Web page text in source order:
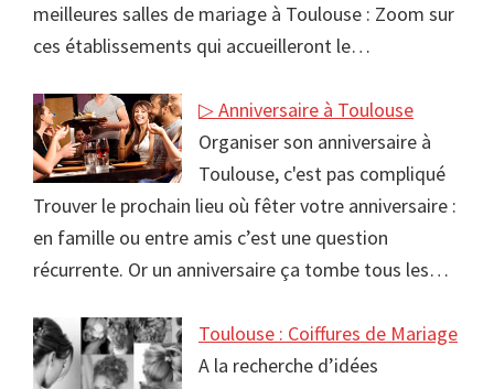
meilleures salles de mariage à Toulouse : Zoom sur
ces établissements qui accueilleront le…
▷ Anniversaire à Toulouse
Organiser son anniversaire à
Toulouse, c'est pas compliqué
Trouver le prochain lieu où fêter votre anniversaire :
en famille ou entre amis c’est une question
récurrente. Or un anniversaire ça tombe tous les…
Toulouse : Coiffures de Mariage
A la recherche d’idées